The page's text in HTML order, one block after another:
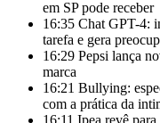
em SP pode receber
16:35 Chat GPT-4:
tarefa e gera
16:29 Pepsi lança
marca
16:21 Bullying:
com a prática da
16:11 Ipea revê